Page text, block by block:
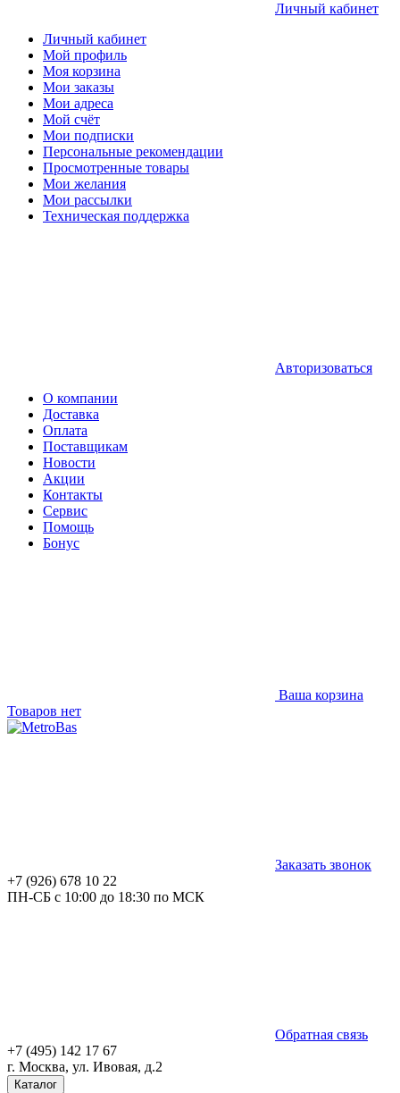
Личный кабинет
Личный кабинет
Мой профиль
Моя корзина
Мои заказы
Мои адреса
Мой счёт
Мои подписки
Персональные рекомендации
Просмотренные товары
Мои желания
Мои рассылки
Техническая поддержка
Авторизоваться
О компании
Доставка
Оплата
Поставщикам
Новости
Акции
Контакты
Сервис
Помощь
Бонус
Ваша корзина
Товаров нет
Заказать звонок
+7 (926) 678 10 22
ПН-СБ с 10:00 до 18:30 по МСК
Обратная связь
+7 (495) 142 17 67
г. Москва, ул. Ивовая, д.2
Каталог